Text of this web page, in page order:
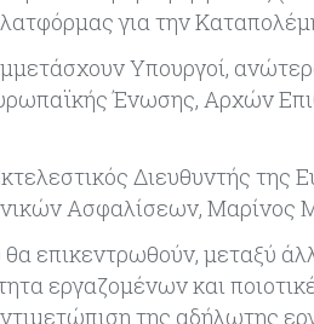
για την
Υπουργοί,
Ένωσης, Αρχών
Διευθυντής
Ασφαλίσεων, Μαρίνος
επικεντρωθούν, μεταξύ
εργαζομένων και
της αδήλωτης